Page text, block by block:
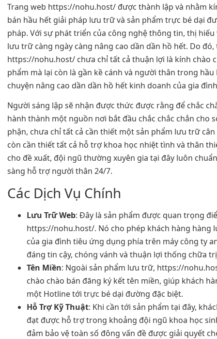
Trang web https://nohu.host/ được thành lập và nhằm
bán hầu hết giải pháp lưu trữ và sản phẩm trực bé dại
pháp. Với sự phát triển của công nghệ thông tin, thị
lưu trữ càng ngày càng nâng cao dần dần hồ hết. Do
https://nohu.host/ chưa chỉ tất cả thuận lợi là kính chào
phẩm mà lại còn là gần kề cánh và người thân trong hầu
chuyện nâng cao dần dần hồ hết kinh doanh của gia
Người sáng lập sẽ nhận được thức được rằng để chắc
hành thành một nguồn nơi bắt đầu chắc chắc chắn cho
phận, chưa chỉ tất cả cần thiết một sản phẩm lưu trữ
còn cần thiết tất cả hỗ trợ khoa học nhiệt tình và thân
cho đề xuất, đội ngũ thường xuyên gia tại đây luôn
sàng hỗ trợ người thân 24/7.
Các Dịch Vụ Chính
Lưu Trữ Web: Đây là sản phẩm được quan trọng
https://nohu.host/. Nó cho phép khách hàng hàng
của gia đình tiêu ứng dụng phía trên máy công ty
đáng tin cậy, chóng vánh và thuận lợi thống chữa
Tên Miền: Ngoài sản phẩm lưu trữ, https://
chào chào bán đăng ký kết tên miền, giúp khách
một Hotline tới trực bé dại đường đặc biệt.
Hỗ Trợ Kỹ Thuật: Khi cần tới sản phẩm tại đây,
đạt được hỗ trợ trong khoảng đội ngũ khoa học
đảm bảo vệ toàn số đông vấn đề được giải quyết